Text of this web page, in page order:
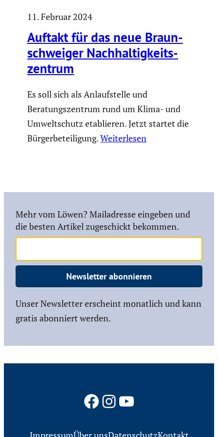
11. Februar 2024
Auftakt für das neue Braun­
schweiger Nachhal­tig­keits­
zen­trum
Es soll sich als Anlaufstelle und
Beratungszentrum rund um Klima- und
Umweltschutz etablieren. Jetzt startet die
Bürgerbeteiligung.Weiterlesen
Mehr vom Löwen? Mailadresse eingeben und
die besten Artikel zugeschickt bekommen.
Newsletter abonnieren
Unser Newsletter erscheint monatlich und kann
gratis abonniert werden.
Facebook
Instagram
YouTube